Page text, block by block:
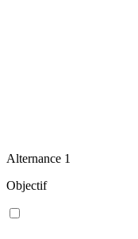
Alternance 1
Objectif